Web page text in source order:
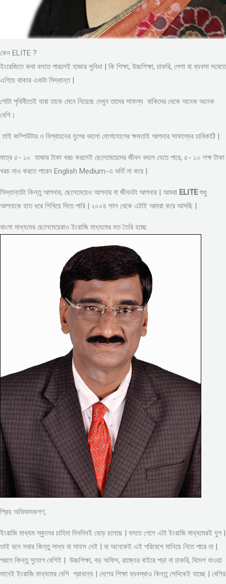
কেন ELITE ?
ইংরেজিতে কথা বলতে পারলেই হাজার সুবিধা | কি শিক্ষা, উচ্চশিক্ষা, চাকরি, পেশা বা ব্যবসা সবেতে
এগিয়ে থাকার একটা সিদ্ধান্ত |
গোটা পৃথিবীতেই যারা তাকে মেনে নিয়েছে দেখুন তাদের সাফল্য বাকিদের থেকে অনেক অনেক
বেশি।
তাই কম্পিউটার ও বিশ্বায়নের যুগের ভালো যোগাযোগের ক্ষমতাই আপনার সাফল্যের চাবিকাঠি |
মাত্র ৫- ১০ হাজার টাকা খরচ করলেই ছেলেমেয়েদের জীবন বদলে যেতে পারে, ৫- ১০ লক্ষ টাকা
খরচ নাও করতে পারেন English Medium-এ ভর্তি না করে |
সিদ্ধান্তটা কিন্তু আপনার, ছেলেমেয়েও আপনার বা জীবনটা আপনার | আমরা ELITEশুধু
আপনাকে হাত ধরে শিখিয়ে দিতে পারি | ২০০৪ সাল থেকে এটাই আমরা করে আসছি |
বাংলা মাধ্যমের ছেলেমেয়েরাও ইংরাজি মাধ্যমের মত তৈরি হচ্ছে
প্রিয় অভিভাবকগণ,
ইংরাজি মাধ্যম স্কুলের চাহিদা দিনদিনই বেড়ে চলেছে | বলতে গেলে এটা ইংরাজি মাধ্যমেরই যুগ |
তাই বলে সবার কিন্তু সাধ্য বা সাহস নেই | বা অনেকেই এই পরিবেশে মানিয়ে নিতে পারে না |
পরলে কিন্তু সুযোগ বেশিই | উচ্চশিক্ষা, বড় অফিস, রাজ্যের বাইরে পড়া বা চাকরি, বিদেশ যাওয়া
মানেই ইংরাজি মাধ্যমের বেশি প্রাধান্য | দেশের শিক্ষা ব্যবস্থাও কিন্তু সেদিকেই যাচ্ছে | বেশির